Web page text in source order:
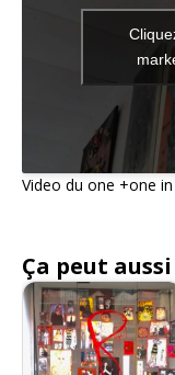
Video du one +one
Ça peut